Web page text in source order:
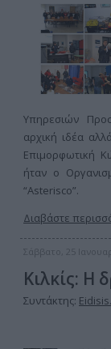
Υπηρεσιών
αρχική ιδέα
Επιμορφωτική
ήταν ο
“Asterisco”.
Διαβάστε
Σάββατο, 25
Κιλκίς: Η
Συντάκτης: